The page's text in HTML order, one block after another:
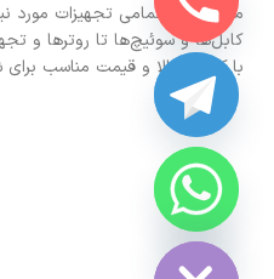
ما در اینجا تمامی تجهیزات مورد
کابل‌ها و سوئیچ‌ها تا روترها و
با کیفیت بالا و قیمت مناسب برای
HIDE
CHATY